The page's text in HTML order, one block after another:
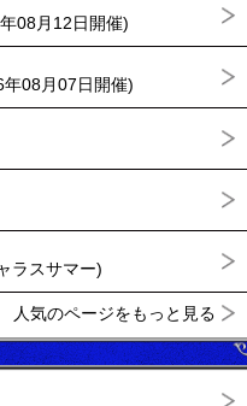
08月12日開催)
08月07日開催)
ラスサマー)
人気のページをもっと見る